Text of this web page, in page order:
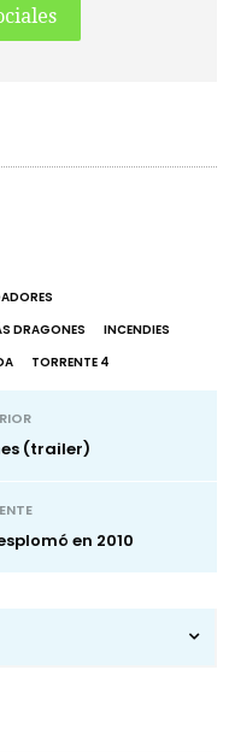
DRAGONES
INCENDIES
TORRENTE 4
(trailer)
en 2010